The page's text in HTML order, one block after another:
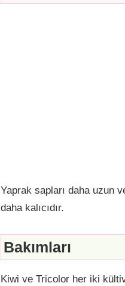
Yaprak sapları daha uzun
daha kalıcıdır.
Bakımları
Kiwi ve Tricolor her iki